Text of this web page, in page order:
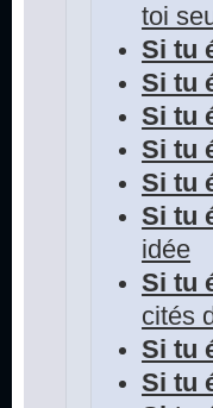
toi
Si tu
Si tu
Si tu
Si tu
Si tu
Si tu
idée
Si tu
cités
Si tu
Si tu